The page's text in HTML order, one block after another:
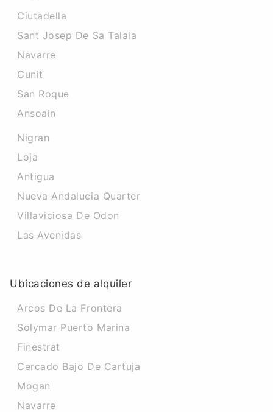
Ciutadella
Sant Josep De Sa Talaia
Navarre
Cunit
San Roque
Ansoain
Nigran
Loja
Antigua
Nueva Andalucia Quarter
Villaviciosa De Odon
Las Avenidas
Ubicaciones de alquiler
Arcos De La Frontera
Solymar Puerto Marina
Finestrat
Cercado Bajo De Cartuja
Mogan
Navarre